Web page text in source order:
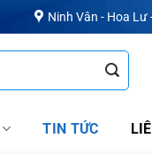
Ninh Vân - Hoa Lư
TIN TỨC